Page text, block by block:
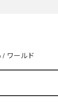
/ ワールド